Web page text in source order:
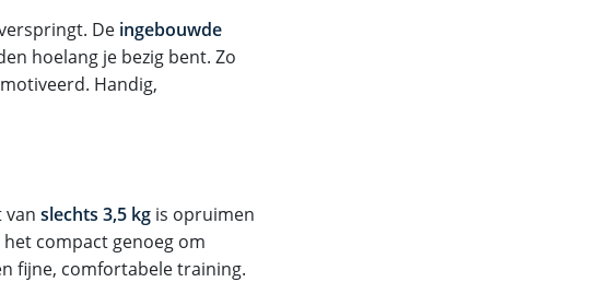
De ingebouwde
hoelang je bezig bent. Zo
Handig,
van slechts 3,5 kg is opruimen
het compact genoeg om
fijne, comfortabele training.